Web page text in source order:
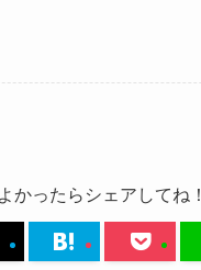
よかったらシェアしてね！